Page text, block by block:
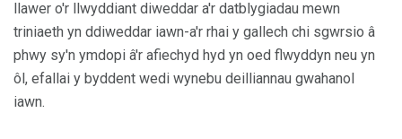
llawer o'r llwyddiant diweddar a'r datblygiadau mewn
triniaeth yn ddiweddar iawn-a'r rhai y gallech chi sgwrsio â
phwy sy'n ymdopi â'r afiechyd hyd yn oed flwyddyn neu yn
ôl, efallai y byddent wedi wynebu deilliannau gwahanol
iawn.